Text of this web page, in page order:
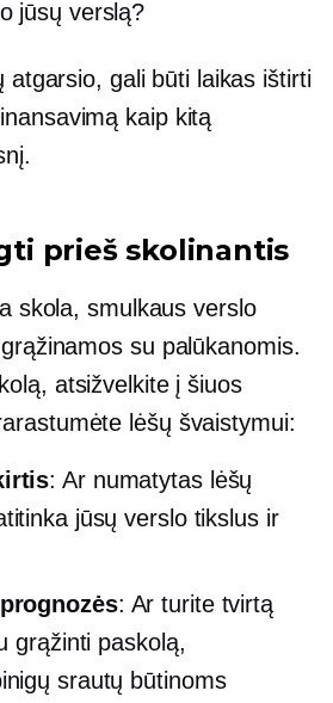
jūsų verslą?
atgarsio, gali būti laikas ištirti
kaip kitą
prieš skolinantis
skola, smulkaus verslo
su palūkanomis.
atsižvelkite į šiuos
lėšų švaistymui:
: Ar numatytas lėšų
jūsų verslo tikslus ir
: Ar turite tvirtą
grąžinti paskolą,
srautų būtinoms